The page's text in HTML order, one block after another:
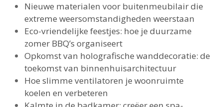
Nieuwe materialen voor buitenmeubilair die
extreme weersomstandigheden weerstaan
Eco-vriendelijke feestjes: hoe je duurzame
zomer BBQ’s organiseert
Opkomst van holografische wanddecoratie: de
toekomst van binnenhuisarchitectuur
Hoe slimme ventilatoren je woonruimte
koelen en verbeteren